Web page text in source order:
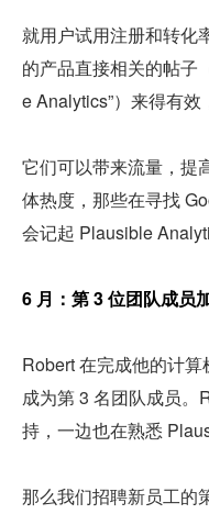
就用户试用注册和转化
的产品直接相关的帖子
e Analytics”）来得有效
它们可以带来流量，提
体热度，那些在寻找
会记起 Plausible
6 月：第 3 位团队成员
Robert 在完成他的计算
成为第 3 名团队成员。
持，一边也在熟悉
那么我们招聘新员工的